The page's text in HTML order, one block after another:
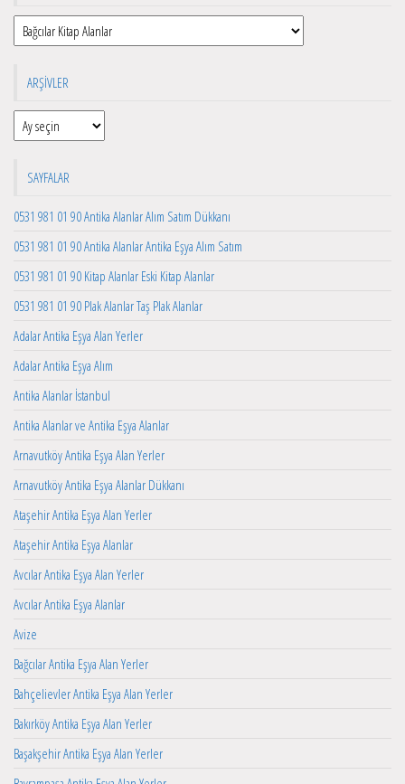
Kategoriler
ARŞIVLER
Arşivler
SAYFALAR
0531 981 01 90 Antika Alanlar Alım Satım Dükkanı
0531 981 01 90 Antika Alanlar Antika Eşya Alım Satım
0531 981 01 90 Kitap Alanlar Eski Kitap Alanlar
0531 981 01 90 Plak Alanlar Taş Plak Alanlar
Adalar Antika Eşya Alan Yerler
Adalar Antika Eşya Alım
Antika Alanlar İstanbul
Antika Alanlar ve Antika Eşya Alanlar
Arnavutköy Antika Eşya Alan Yerler
Arnavutköy Antika Eşya Alanlar Dükkanı
Ataşehir Antika Eşya Alan Yerler
Ataşehir Antika Eşya Alanlar
Avcılar Antika Eşya Alan Yerler
Avcılar Antika Eşya Alanlar
Avize
Bağcılar Antika Eşya Alan Yerler
Bahçelievler Antika Eşya Alan Yerler
Bakırköy Antika Eşya Alan Yerler
Başakşehir Antika Eşya Alan Yerler